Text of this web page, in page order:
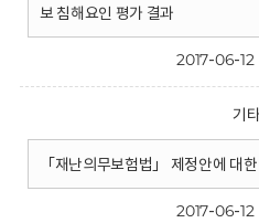
보 침해요인 평가 결과
2017-06-12
기타
「재난의무보험법」 제정안에 대
2017-06-12